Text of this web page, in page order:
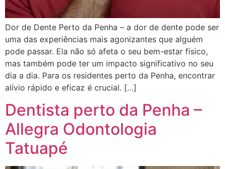
Dor de Dente Perto da Penha – a dor de dente pode ser
uma das experiências mais agonizantes que alguém
pode passar. Ela não só afeta o seu bem-estar físico,
mas também pode ter um impacto significativo no seu
dia a dia. Para os residentes perto da Penha, encontrar
alívio rápido e eficaz é crucial. […]
Dentista perto da Penha –
Allegra Odontologia
Tatuapé